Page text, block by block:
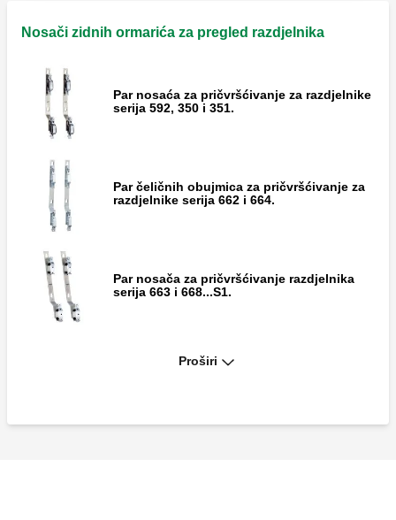
Nosači zidnih ormarića za pregled razdjelnika
Par nosaća za pričvršćivanje za razdjelnike
serija 592, 350 i 351.
Par čeličnih obujmica za pričvršćivanje za
razdjelnike serija 662 i 664.
Par nosača za pričvršćivanje razdjelnika
serija 663 i 668...S1.
Par nosaća za pričvršćivanje razdjelnika od
Proširi